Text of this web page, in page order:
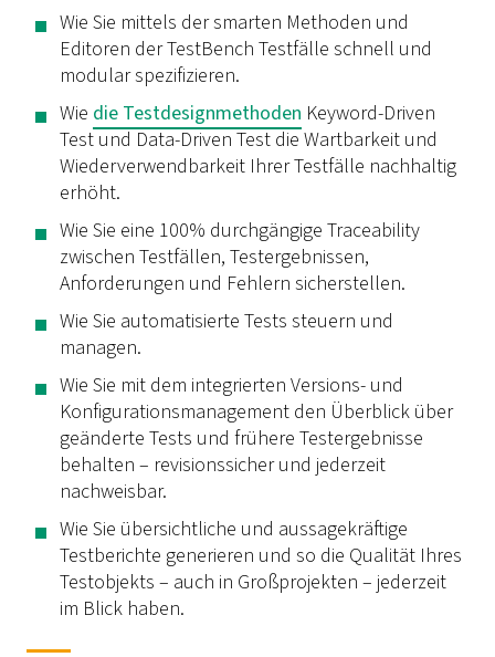
Wie Sie mittels der smarten Methoden und
Editoren der TestBench Testfälle schnell und
modular spezifizieren.
Wie die Testdesignmethoden Keyword-Driven
Test und Data-Driven Test die Wartbarkeit und
Wiederverwendbarkeit Ihrer Testfälle nachhaltig
erhöht.
Wie Sie eine 100% durchgängige Traceability
zwischen Testfällen, Testergebnissen,
Anforderungen und Fehlern sicherstellen.
Wie Sie automatisierte Tests steuern und
managen.
Wie Sie mit dem integrierten Versions- und
Konfigurationsmanagement den Überblick über
geänderte Tests und frühere Testergebnisse
behalten – revisionssicher und jederzeit
nachweisbar.
Wie Sie übersichtliche und aussagekräftige
Testberichte generieren und so die Qualität Ihres
Testobjekts – auch in Großprojekten – jederzeit
im Blick haben.